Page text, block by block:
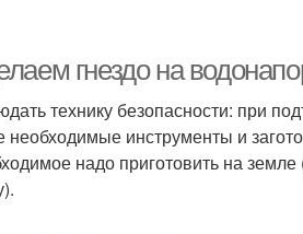
гнездо на
технику безопасности: при
инструменты и
надо приготовить на земле